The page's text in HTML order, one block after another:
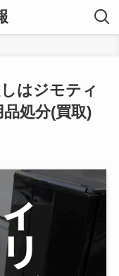
はジモティ
処分(買取)